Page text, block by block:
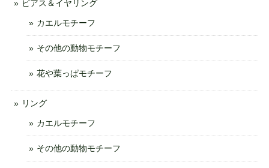
ピアス＆イヤリング
カエルモチーフ
その他の動物モチーフ
花や葉っぱモチーフ
リング
カエルモチーフ
その他の動物モチーフ